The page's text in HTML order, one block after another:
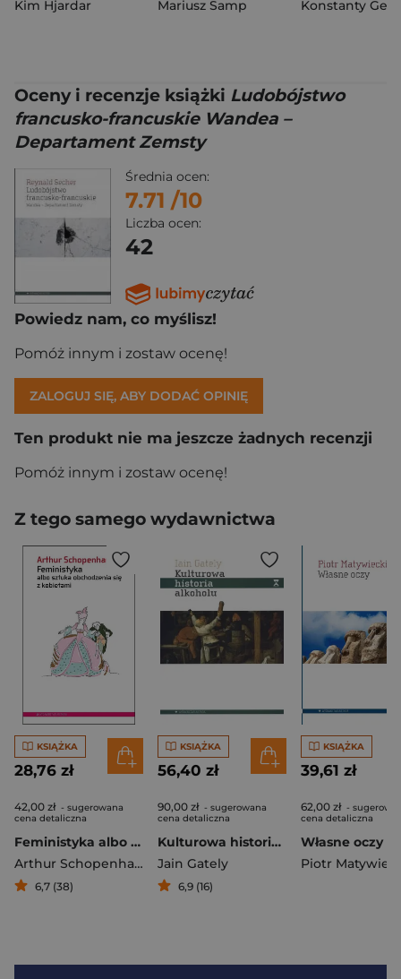
Kim Hjardar
Mariusz Samp
Konstanty
Oceny i recenzje książki Ludobójstwo
francusko-francuskie Wandea –
Departament Zemsty
Średnia ocen:
7.71 /10
Liczba ocen:
42
Powiedz nam, co myślisz!
Pomóż innym i zostaw ocenę!
ZALOGUJ SIĘ, ABY DODAĆ OPINIĘ
Ten produkt nie ma jeszcze żadnych recenzji
Pomóż innym i zostaw ocenę!
Z tego samego wydawnictwa
KSIĄŻKA
28,76 zł
42,00 zł - sugerowana
cena detaliczna
Feministyka albo sztuka obchodzenia się z kobietami
Arthur Schopenhauer
6,7 (38)
KSIĄŻKA
56,40 zł
90,00 zł - sugerowana
cena detaliczna
Kulturowa historia alkoholu
Jain Gately
6,9 (16)
KSIĄŻKA
39,61 zł
62,00 zł -
cena detaliczna
Własne oczy
Piotr